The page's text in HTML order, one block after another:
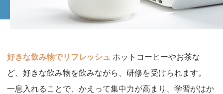
好きな飲み物でリフレッシュ ホットコーヒーやお茶な
ど、好きな飲み物を飲みながら、研修を受けられます。
一息入れることで、かえって集中力が高まり、学習がはか